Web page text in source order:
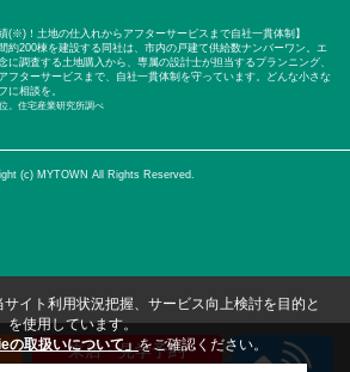
(※)！土地の仕入れからアフターサービスまで自社一貫体制】
約200棟を建設する同社は、市内の戸建て供給数ナンバーワン。エ
に調査する土地購入から、専属の設計士が担当するプランニング、
フターサービスまで、自社一貫体制を守っています。どんな小さな
に相談を。
。住宅産業研究所調べ
(c) MYTOWN All Rights Reserved.
来店・見学予約
イト利用状況把握、サービス向上検討を目的と
を使用しています。
の取扱いについて」をご確認ください。